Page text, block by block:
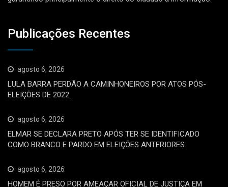
Publicações Recentes
agosto 6, 2026
LULA BARRA PERDÃO A CAMINHONEIROS POR ATOS PÓS-
ELEIÇÕES DE 2022.
agosto 6, 2026
ELMAR SE DECLARA PRETO APÓS TER SE IDENTIFICADO
COMO BRANCO E PARDO EM ELEIÇÕES ANTERIORES.
agosto 6, 2026
HOMEM É PRESO POR AMEAÇAR OFICIAL DE JUSTIÇA EM